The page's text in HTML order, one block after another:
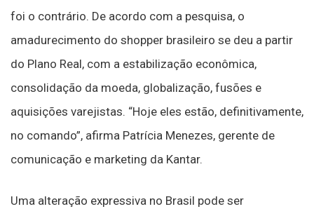
foi o contrário. De acordo com a pesquisa, o
amadurecimento do shopper brasileiro se deu a partir
do Plano Real, com a estabilização econômica,
consolidação da moeda, globalização, fusões e
aquisições varejistas. “Hoje eles estão, definitivamente,
no comando”, afirma Patrícia Menezes, gerente de
comunicação e marketing da Kantar.
Uma alteração expressiva no Brasil pode ser